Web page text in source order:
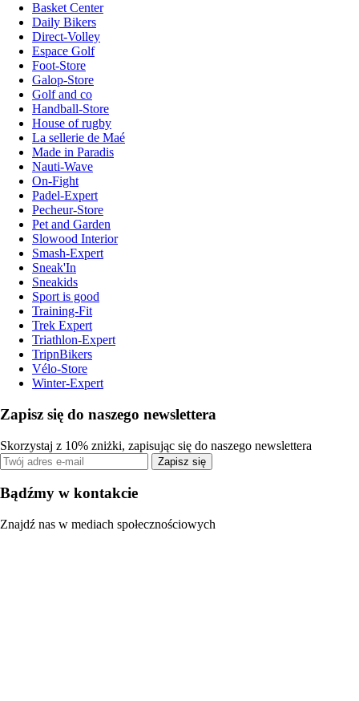
Basket Center
Daily Bikers
Direct-Volley
Espace Golf
Foot-Store
Galop-Store
Golf and co
Handball-Store
House of rugby
La sellerie de Maé
Made in Paradis
Nauti-Wave
On-Fight
Padel-Expert
Pecheur-Store
Pet and Garden
Slowood Interior
Smash-Expert
Sneak'In
Sneakids
Sport is good
Training-Fit
Trek Expert
Triathlon-Expert
TripnBikers
Vélo-Store
Winter-Expert
Zapisz się do naszego newslettera
Skorzystaj z 10% zniżki, zapisując się do naszego newslettera
Zapisz się
Bądźmy w kontakcie
Znajdź nas w mediach społecznościowych